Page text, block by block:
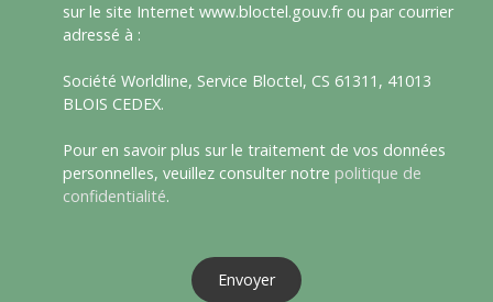
sur le site Internet www.bloctel.gouv.fr ou par courrier
adressé à :
Société Worldline, Service Bloctel, CS 61311, 41013
BLOIS CEDEX.
Pour en savoir plus sur le traitement de vos données
personnelles, veuillez consulter notre politique de
confidentialité.
Envoyer